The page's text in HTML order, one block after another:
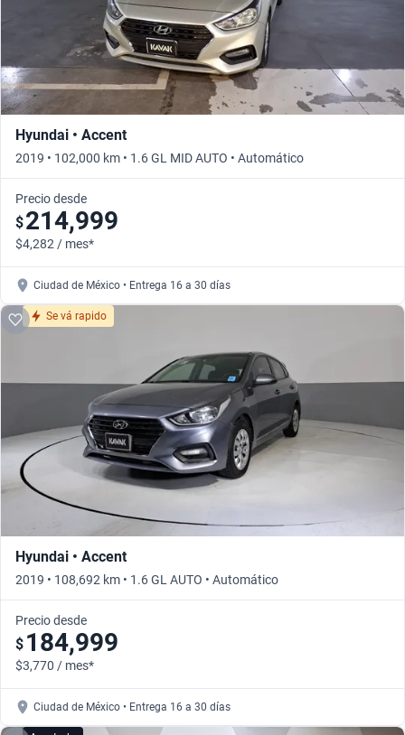
Hyundai • Accent
2019 • 102,000 km • 1.6 GL MID AUTO • Automático
Precio desde
$214,999
$4,282 / mes*
Ciudad de México • Entrega 16 a 30 días
Se vá rapido
Hyundai • Accent
2019 • 108,692 km • 1.6 GL AUTO • Automático
Precio desde
$ 184,999
$3,770 / mes*
Ciudad de México • Entrega 16 a 30 días